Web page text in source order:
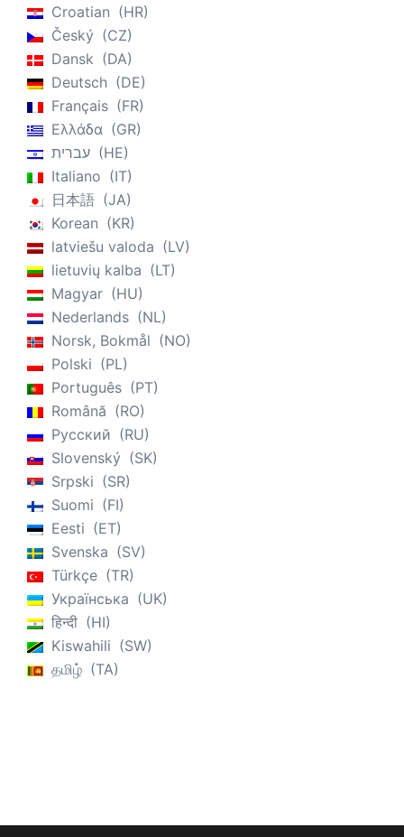
Croatian
HR
Český
CZ
Dansk
DA
Deutsch
DE
Français
FR
Ελλάδα
GR
עברית
HE
Italiano
IT
日本語
JA
Korean
KR
latviešu valoda
LV
lietuvių kalba
LT
Magyar
HU
Nederlands
NL
Norsk, Bokmål
NO
Polski
PL
Português
PT
Română
RO
Русский
RU
Slovenský
SK
Srpski
SR
Suomi
FI
Eesti
ET
Svenska
SV
Türkçe
TR
Українська
UK
हिन्दी
HI
Kiswahili
SW
தமிழ்
TA